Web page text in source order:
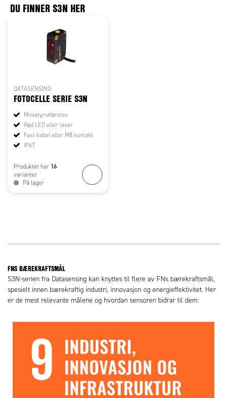
DU FINNER S3N HER
DATASENSING
FOTOCELLE SERIE S3N
Miniatyrutførelse
Rød LED eller laser
Fast kabel eller M8 kontakt
IP67
Produktet har 16
varianter
På lager
FNS BÆREKRAFTSMÅL
S3N-serien fra Datasensing kan knyttes til flere av FNs bærekraftsmål,
spesielt innen bærekraftig industri, innovasjon og energieffektivitet. Her
er de mest relevante målene og hvordan sensoren bidrar til dem: